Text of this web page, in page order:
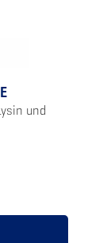
und